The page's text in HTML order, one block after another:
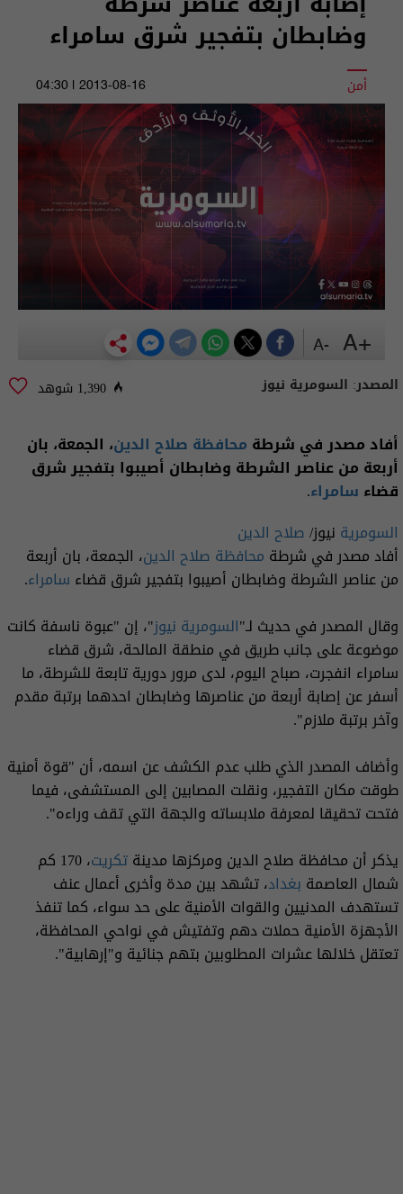
وضابطان بتفجير شرق سامراء
أمن 2013-08-16 | 04:30
المصدر: السومرية نيوز 1,390 شوهد
أفاد مصدر في شرطة محافظة صلاح الدين، الجمعة، بان
أربعة من عناصر الشرطة وضابطان أصيبوا بتفجير شرق
قضاء سامراء.
السومرية نيوز/صلاح الدين
أفاد مصدر في شرطة محافظة صلاح الدين، الجمعة، بان أربعة
من عناصر الشرطة وضابطان أصيبوا بتفجير شرق قضاء سامراء.
وقال المصدر في حديث لـ"السومرية نيوز"، إن "عبوة ناسفة كانت
موضوعة على جانب طريق في منطقة المالحة، شرق قضاء
سامراء انفجرت، صباح اليوم، لدى مرور دورية تابعة للشرطة، ما
أسفر عن إصابة أربعة من عناصرها وضابطان احدهما برتبة مقدم
وآخر برتبة ملازم".
وأضاف المصدر الذي طلب عدم الكشف عن اسمه، أن "قوة أمنية
طوقت مكان التفجير، ونقلت المصابين إلى المستشفى، فيما
فتحت تحقيقا لمعرفة ملابساته والجهة التي تقف وراءه".
يذكر أن محافظة صلاح الدين ومركزها مدينةتكريت
، 170 كم
شمال العاصمة بغداد، تشهد بين مدة وأخرى أعمال عنف
تستهدف المدنيين والقوات الأمنية على حد سواء، كما تنفذ
الأجهزة الأمنية حملات دهم وتفتيش في نواحي المحافظة،
تعتقل خلالها عشرات المطلوبين بتهم جنائية و"إرهابية".
+A
-A